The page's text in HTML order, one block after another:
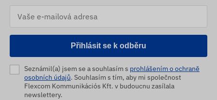
Přihlásit se k odběru
Seznámil(a) jsem se a souhlasím s prohlášením o ochraně
osobních údajů. Souhlasím s tím, aby mi společnost
Flexcom Kommunikációs Kft. v budoucnu zasílala
newslettery.